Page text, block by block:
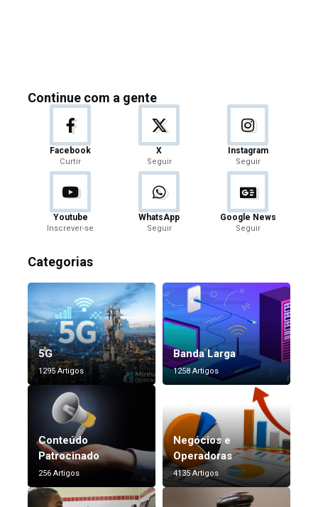
Continue com a gente
Facebook
Curtir
X
Seguir
Instagram
Seguir
Youtube
Inscrever-se
WhatsApp
Seguir
Google News
Seguir
Categorias
5G
1295 Artigos
Banda Larga
1258 Artigos
Conteúdo
Patrocinado
256 Artigos
Negócios e
Operadoras
4135 Artigos